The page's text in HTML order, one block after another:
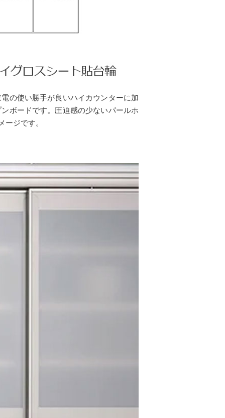
の使い勝手が良いハイカウンターに加
ボードです。圧迫感の少ないパールホ
ジです。